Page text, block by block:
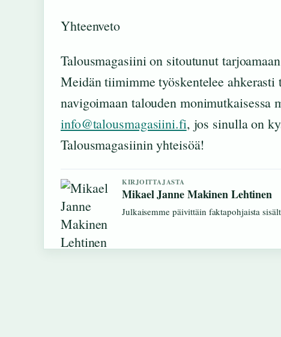
Yhteenveto
Talousmagasiini on sitoutunut
Meidän tiimimme työskentelee
navigoimaan talouden monimutkaisessa
info@talousmagasiini.fi, jos sinulla on
Talousmagasiinin yhteisöä!
KIRJOITTAJASTA
Mikael Janne Makinen Lehtinen
Julkaisemme päivittäin faktapohjaista